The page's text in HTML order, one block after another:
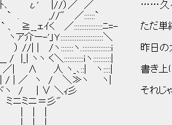
／ ／ ……久々なだけだ、決
" ／::::::`
::::::::::::::::ﾆ=- ただ単純にネ
::::::::::::::::::::::::＼
.::::::::::::::::ｉ 昨日の大雪で久
＼:::::::::::ｉヽ::::::::::|
_､::| ヽ::::| 書き上げたぞ
/ ＼≫ヽ ヽ|
＼ｨ彡 それじゃあ
＝彡"